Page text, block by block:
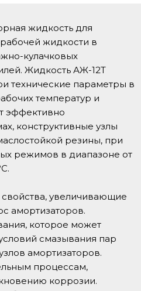
жидкость для
жидкости в
кулачковых
Жидкость АЖ-12Т
технические параметры в
температур и
эффективно
конструктивные узлы
резины, при
режимов в диапазоне от
увеличивающие
амортизаторов.
которое может
смазывания пар
амортизаторов.
процессам,
коррозии.